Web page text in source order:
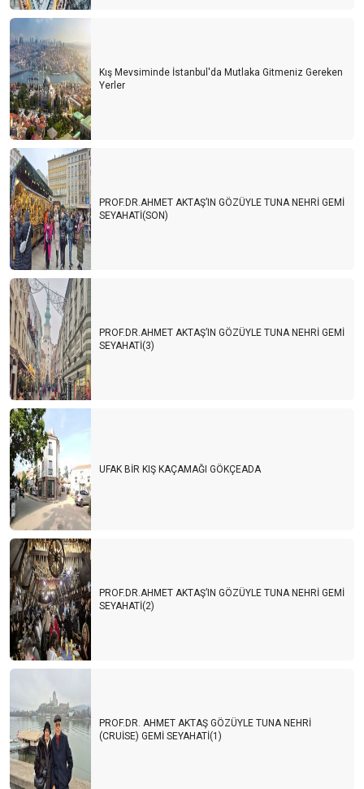
Kış Mevsiminde İstanbul'da Mutlaka Gitmeniz Gereken
Yerler
PROF.DR.AHMET AKTAŞ’IN GÖZÜYLE TUNA NEHRİ GEMİ
SEYAHATİ(SON)
PROF.DR.AHMET AKTAŞ’IN GÖZÜYLE TUNA NEHRİ GEMİ
SEYAHATİ(3)
UFAK BİR KIŞ KAÇAMAĞI GÖKÇEADA
PROF.DR.AHMET AKTAŞ’IN GÖZÜYLE TUNA NEHRİ GEMİ
SEYAHATİ(2)
PROF.DR. AHMET AKTAŞ GÖZÜYLE TUNA NEHRİ
(CRUİSE) GEMİ SEYAHATİ(1)